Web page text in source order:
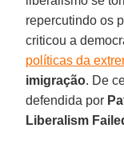
repercutindo os
criticou a
políticas da
imigração. De
defendida por
Liberalism